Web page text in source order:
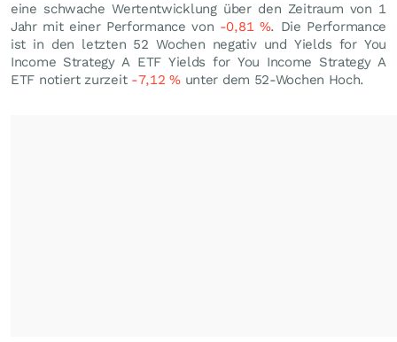
eine schwache Wertentwicklung über den Zeitraum von 1
Jahr mit einer Performance von -0,81 %. Die Performance
ist in den letzten 52 Wochen negativ und Yields for You
Income Strategy A ETF Yields for You Income Strategy A
ETF notiert zurzeit -7,12%unter dem 52-Wochen Hoch.